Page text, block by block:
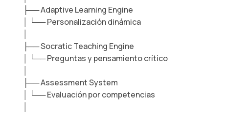
├── Adaptive Learning Engine
│ └── Personalización dinámica
├── Socratic Teaching Engine
│ └── Preguntas y pensamiento crítico
├── Assessment System
│ └── Evaluación por competencias